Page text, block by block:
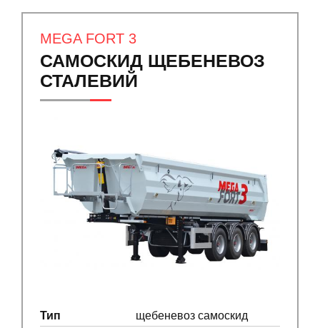
MEGA FORT 3
САМОСКИД ЩЕБЕНЕВОЗ
СТАЛЕВИЙ
Тип
щебеневоз самоскид